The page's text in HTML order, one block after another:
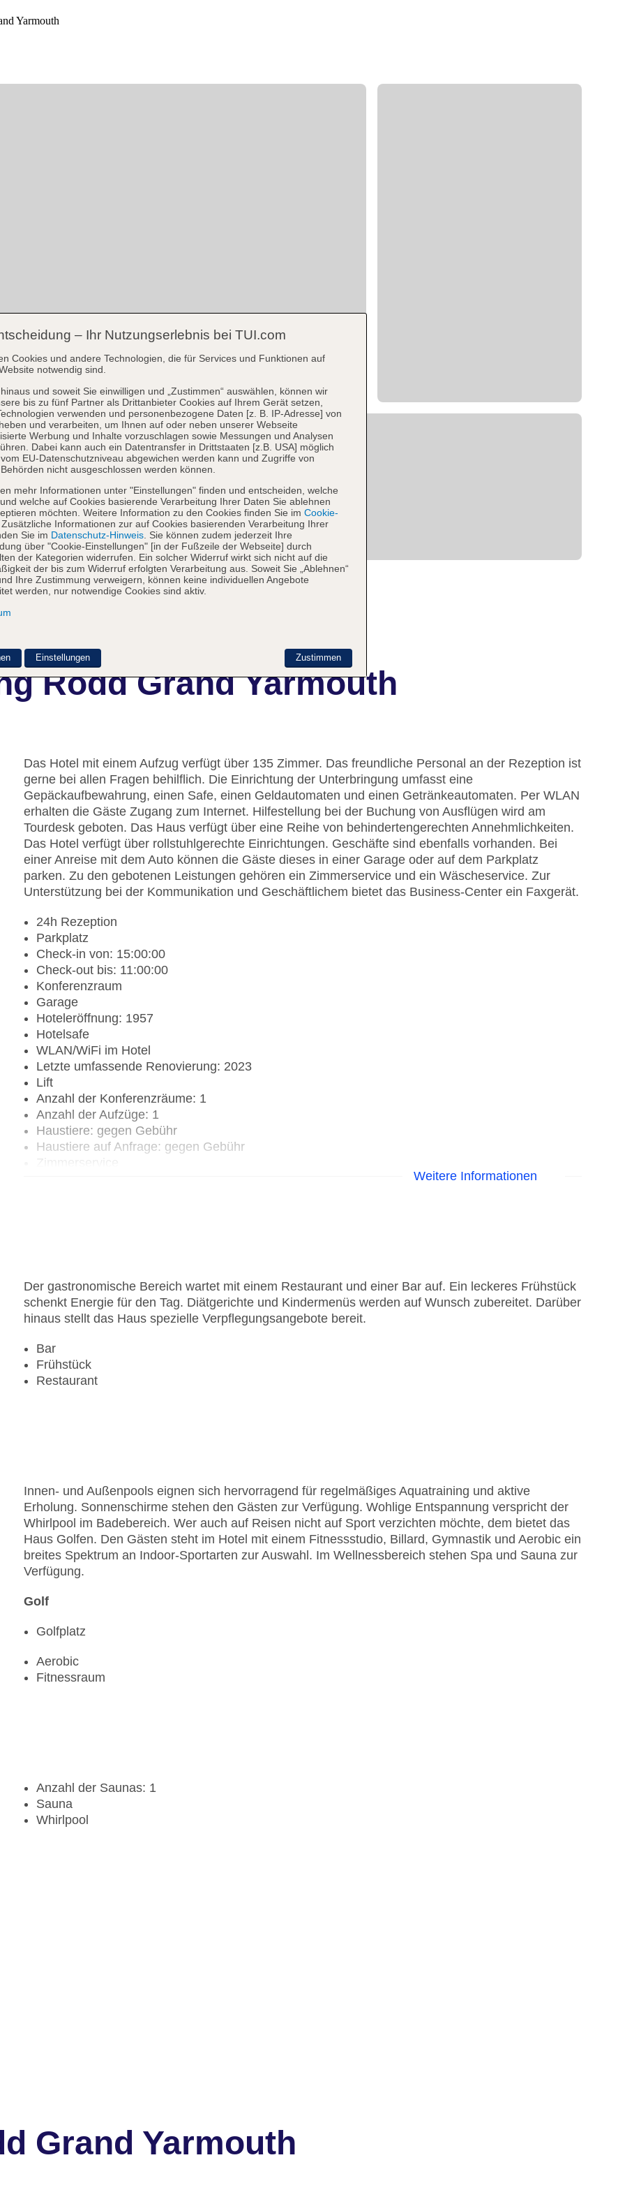
Rodd Grand Yarmouth
Das Hotel mit einem Aufzug verfügt über 135 Zimmer. Das freundliche Personal an der Rezeption ist
gerne bei allen Fragen behilflich. Die Einrichtung der Unterbringung umfasst eine
Gepäckaufbewahrung, einen Safe, einen Geldautomaten und einen Getränkeautomaten. Per WLAN
erhalten die Gäste Zugang zum Internet. Hilfestellung bei der Buchung von Ausflügen wird am
Tourdesk geboten. Das Haus verfügt über eine Reihe von behindertengerechten Annehmlichkeiten.
Das Hotel verfügt über rollstuhlgerechte Einrichtungen. Geschäfte sind ebenfalls vorhanden. Bei
einer Anreise mit dem Auto können die Gäste dieses in einer Garage oder auf dem Parkplatz
parken. Zu den gebotenen Leistungen gehören ein Zimmerservice und ein Wäscheservice. Zur
Unterstützung bei der Kommunikation und Geschäftlichem bietet das Business-Center ein Faxgerät.
24h Rezeption
Parkplatz
Check-in von: 15:00:00
Check-out bis: 11:00:00
Konferenzraum
Garage
Hoteleröffnung: 1957
Hotelsafe
WLAN/WiFi im Hotel
Letzte umfassende Renovierung: 2023
Lift
Anzahl der Konferenzräume: 1
Anzahl der Aufzüge: 1
Haustiere: gegen Gebühr
Haustiere auf Anfrage: gegen Gebühr
Weitere Informationen
Der gastronomische Bereich wartet mit einem Restaurant und einer Bar auf. Ein leckeres Frühstück
schenkt Energie für den Tag. Diätgerichte und Kindermenüs werden auf Wunsch zubereitet. Darüber
hinaus stellt das Haus spezielle Verpflegungsangebote bereit.
Bar
Frühstück
Restaurant
Innen- und Außenpools eignen sich hervorragend für regelmäßiges Aquatraining und aktive
Erholung. Sonnenschirme stehen den Gästen zur Verfügung. Wohlige Entspannung verspricht der
Whirlpool im Badebereich. Wer auch auf Reisen nicht auf Sport verzichten möchte, dem bietet das
Haus Golfen. Den Gästen steht im Hotel mit einem Fitnessstudio, Billard, Gymnastik und Aerobic ein
breites Spektrum an Indoor-Sportarten zur Auswahl. Im Wellnessbereich stehen Spa und Sauna zur
Verfügung.
Golf
Golfplatz
Aerobic
Fitnessraum
Anzahl der Saunas: 1
Sauna
Whirlpool
Grand Yarmouth
– Ihr Nutzungserlebnis bei TUI.com
Cookies und andere Technologien, die für Services und Funktionen auf
notwendig sind.
und soweit Sie einwilligen und „Zustimmen“ auswählen, können wir
bis zu fünf Partner als Drittanbieter Cookies auf Ihrem Gerät setzen,
verwenden und personenbezogene Daten [z. B. IP-Adresse] von
und verarbeiten, um Ihnen auf oder neben unserer Webseite
Werbung und Inhalte vorzuschlagen sowie Messungen und Analysen
Dabei kann auch ein Datentransfer in Drittstaaten [z.B. USA] möglich
EU-Datenschutzniveau abgewichen werden kann und Zugriffe von
nicht ausgeschlossen werden können.
mehr Informationen unter "Einstellungen" finden und entscheiden, welche
welche auf Cookies basierende Verarbeitung Ihrer Daten Sie ablehnen
möchten. Weitere Information zu den Cookies finden Sie im Cookie-
. Zusätzliche Informationen zur auf Cookies basierenden Verarbeitung Ihrer
Sie im Datenschutz-Hinweis . Sie können zudem jederzeit Ihre
über "Cookie-Einstellungen" [in der Fußzeile der Webseite] durch
der Kategorien widerrufen. Ein solcher Widerruf wirkt sich nicht auf die
der bis zum Widerruf erfolgten Verarbeitung aus. Soweit Sie „Ablehnen“
Ihre Zustimmung verweigern, können keine individuellen Angebote
werden, nur notwendige Cookies sind aktiv.
Zustimmen
Einstellungen